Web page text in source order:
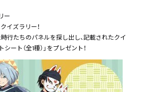
ー
イズラリー！
行たちのパネルを探し出し、記載されたクイ
ート（全1種）」をプレゼント！